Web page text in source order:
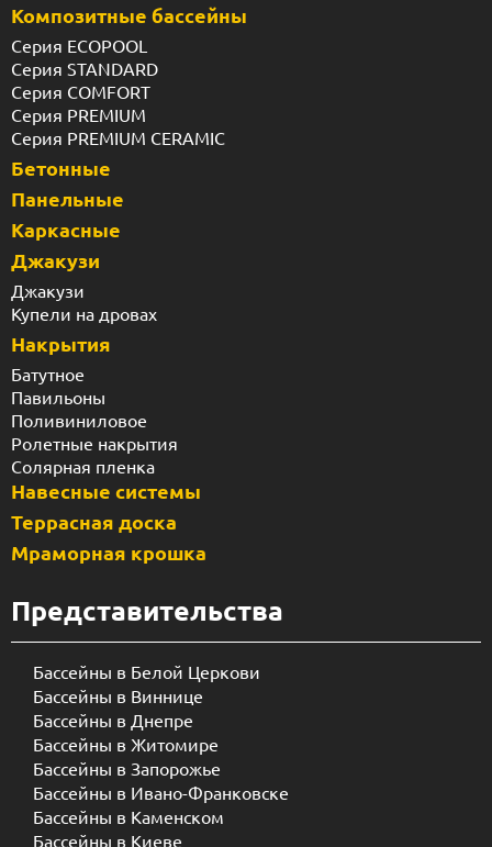
Композитные бассейны
Серия ECOPOOL
Серия STANDARD
Серия COMFORT
Серия PREMIUM
Серия PREMIUM CERAMIC
Бетонные
Панельные
Каркасные
Джакузи
Джакузи
Купели на дровах
Накрытия
Батутное
Павильоны
Поливиниловое
Ролетные накрытия
Солярная пленка
Навесные системы
Террасная доска
Мраморная крошка
Представительства
Бассейны в Белой Церкови
Бассейны в Виннице
Бассейны в Днепре
Бассейны в Житомире
Бассейны в Запорожье
Бассейны в Ивано-Франковске
Бассейны в Каменском
Бассейны в Киеве